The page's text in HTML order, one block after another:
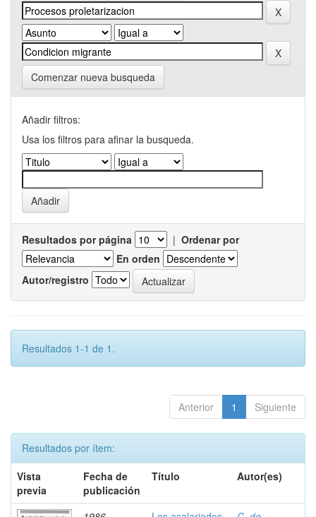
Comenzar nueva busqueda
Añadir filtros:
Usa los filtros para afinar la busqueda.
Resultados por página | Ordenar por
En orden
Autor/registro
Resultados 1-1 de 1.
Anterior 1 Siguiente
Resultados por ítem:
Vista
previa
Fecha de
publicación
Título Autor(es)